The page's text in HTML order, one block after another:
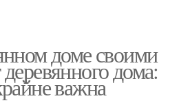
доме своими
дома:
важна